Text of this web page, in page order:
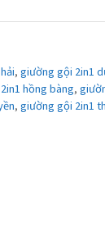
, giường gội 2in1
hồng bàng,
, giường gội 2in1